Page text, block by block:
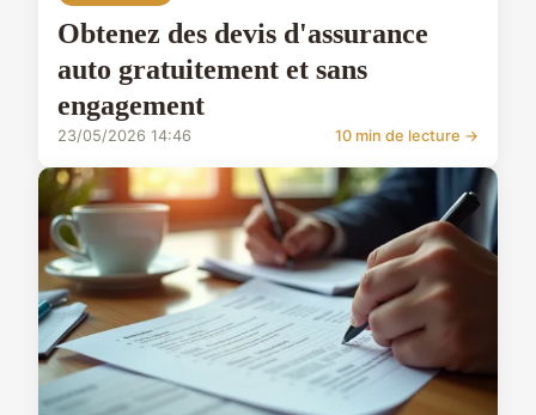
Obtenez des devis d'assurance
auto gratuitement et sans
engagement
23/05/2026 14:46 10 min de lecture →